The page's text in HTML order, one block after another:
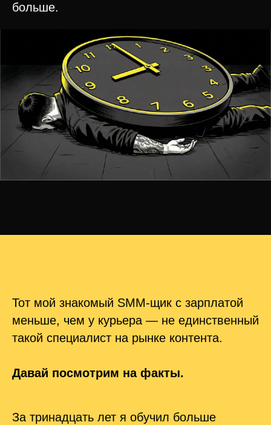
больше.
Тот мой знакомый SMM-щик с зарплатой
меньше, чем у курьера — не единственный
такой специалист на рынке контента.
Давай посмотрим на факты.
За тринадцать лет я обучил больше